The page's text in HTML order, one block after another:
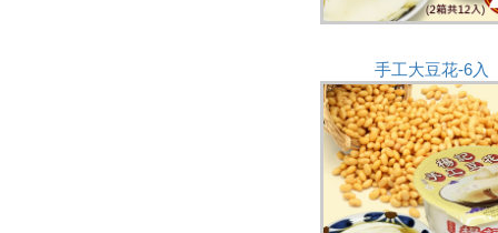
手工大豆花-6入